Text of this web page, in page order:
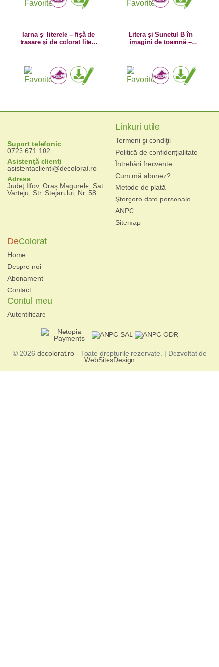
Iarna și literele – fișă de
trasare și de colorat litera
Litera și Sunetul B în
imagini de toamnă –
Suport telefonic
0723 671 102
Asistenţă clienţi
asistentaclienti@decolorat.ro
Adresa
Judeţ Ilfov, Oraş Magurele, Sat
Varteju, Str. Stejarului, Nr. 58
Linkuri utile
Termeni şi condiţii
Politică de confidențialitate
Întrebări frecvente
Cum mă abonez?
Metode de plată
Ştergere date personale
ANPC
Sitemap
DeColorat
Home
Despre noi
Abonament
Contact
Contul meu
Autentificare
© 2026 decolorat.ro- Toate drepturile rezervate. | Dezvoltat de
WebSitesDesign